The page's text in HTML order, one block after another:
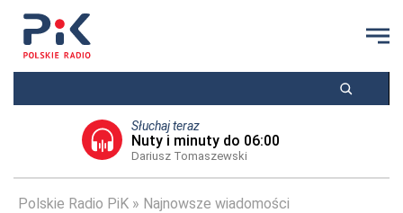
Słuchaj teraz
Nuty i minuty do 06:00
Dariusz Tomaszewski
Polskie Radio PiK Najnowsze wiadomości